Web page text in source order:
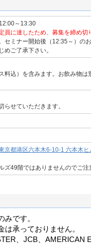
12:00～13:30
員に達したため、募集を締め切
セミナー開始後（12:35～）の
めご了承下さい。
料込）を含みます。お飲み物は
せていただきます。
京都港区六本木6-10-1 六本木
ズ49階ではありませんのでご注
です。
承っておりません。
、JCB、AMERICAN